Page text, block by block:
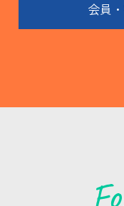
会員